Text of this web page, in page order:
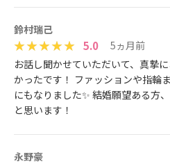
鈴村瑞己
5.0
5ヵ月前
お話し聞かせていただいて、真摯
かったです！ ファッションや指輪
にもなりました✨ 結婚願望ある方
と思います！
永野豪